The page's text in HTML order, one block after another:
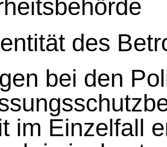
des
bei den
im Einzelfall